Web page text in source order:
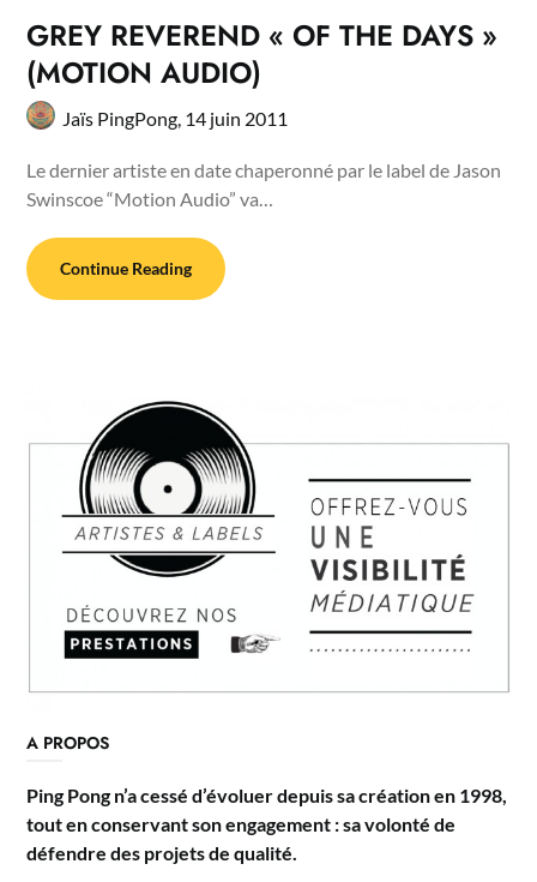
GREY REVEREND « OF THE DAYS »
(MOTION AUDIO)
Jaïs PingPong, 14 juin 2011
Le dernier artiste en date chaperonné par le label de Jason
Swinscoe “Motion Audio” va…
Continue Reading
A PROPOS
Ping Pong n’a cessé d’évoluer depuis sa création en 1998,
tout en conservant son engagement : sa volonté de
défendre des projets de qualité.